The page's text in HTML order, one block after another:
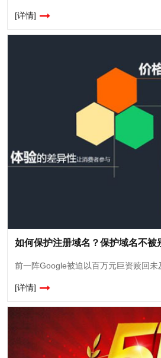
[详情]
如何保护注册域名？保护域名不被
[详情]